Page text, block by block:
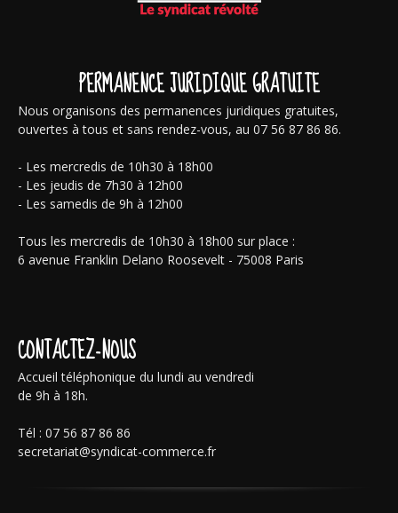
PERMANENCE JURIDIQUE GRATUITE
Nous organisons des permanences juridiques gratuites,
ouvertes à tous et sans rendez-vous, au 07 56 87 86 86.
- Les mercredis de 10h30 à 18h00
- Les jeudis de 7h30 à 12h00
- Les samedis de 9h à 12h00
Tous les mercredis de 10h30 à 18h00 sur place :
6 avenue Franklin Delano Roosevelt - 75008 Paris
CONTACTEZ-NOUS
Accueil téléphonique du lundi au vendredi
de 9h à 18h.
Tél : 07 56 87 86 86
secretariat@syndicat-commerce.fr